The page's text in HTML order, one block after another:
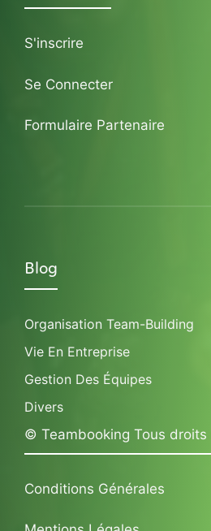
S'inscrire
Se Connecter
Formulaire Partenaire
Blog
Organisation Team-Building
Vie En Entreprise
Gestion Des Équipes
Divers
© Teambooking Tous droits
Conditions Générales